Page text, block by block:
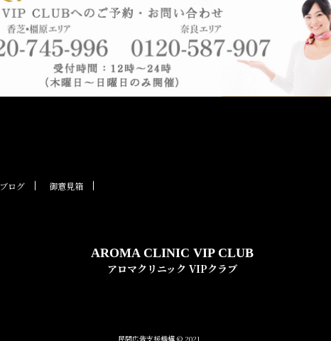
ブログ 御意見箱
AROMA CLINIC VIP CLUB
アロマクリニック VIPクラブ
民間広告支援機構 © 2021